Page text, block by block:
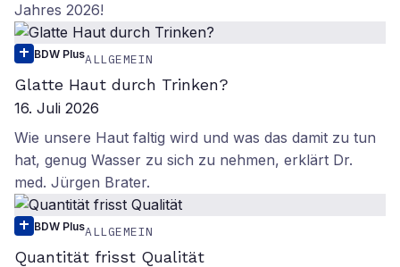
Jahres 2026!
BDW PlusALLGEMEIN
Glatte Haut durch Trinken?
16. Juli 2026
Wie unsere Haut faltig wird und was das damit zu tun
hat, genug Wasser zu sich zu nehmen, erklärt Dr.
med. Jürgen Brater.
BDW PlusALLGEMEIN
Quantität frisst Qualität